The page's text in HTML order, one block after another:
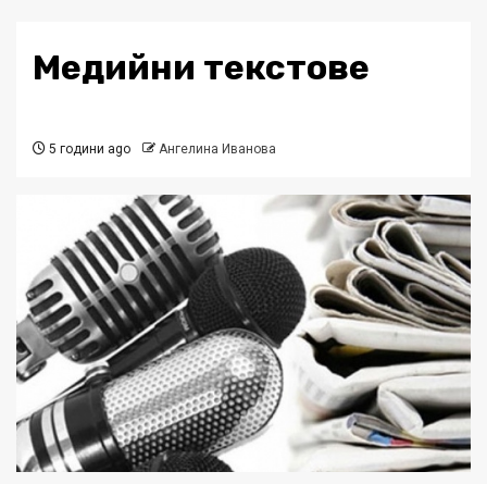
Медийни текстове
5 години ago Ангелина Иванова